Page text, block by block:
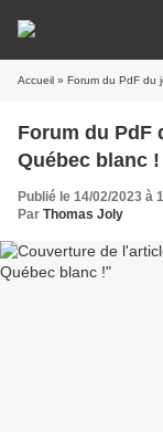
Accueil » Forum du PdF du
Forum du PdF
Québec blanc !
Publié le 14/02/2023 à
Par Thomas Joly